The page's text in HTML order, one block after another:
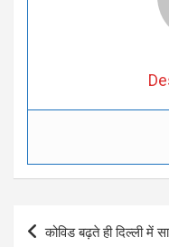
Post
कोविड बढ़ते ही दिल्ली में